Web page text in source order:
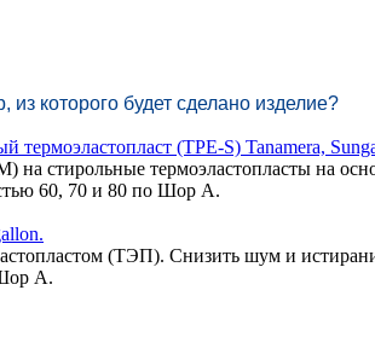
которого будет сделано изделие?
(TPE-S) Tanamera,
стирольные термоэластопласты на
60, 70 и 80 по Шор А.
(ТЭП). Снизить шум и
А.